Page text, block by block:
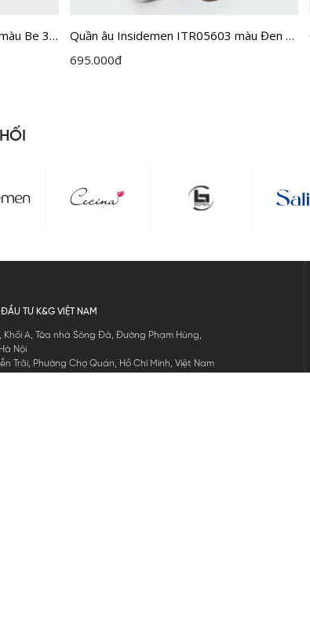
Be 39
Quần âu Insidemen ITR05603 màu Đen 9
cỡ 30
695.000đ
TƯ K&G VIỆT NAM
Khối A, Tòa nhà Sông Đà, Đường Phạm Hùng,
Nội
Trãi, Phường Chợ Quán, Hồ Chí Minh, Việt Nam